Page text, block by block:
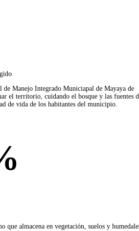
de Manejo Integrado Municiapal de Mayaya de
el territorio, cuidando el bosque y las fuentes
de vida de los habitantes del municipio.
que almacena en vegetación, suelos y